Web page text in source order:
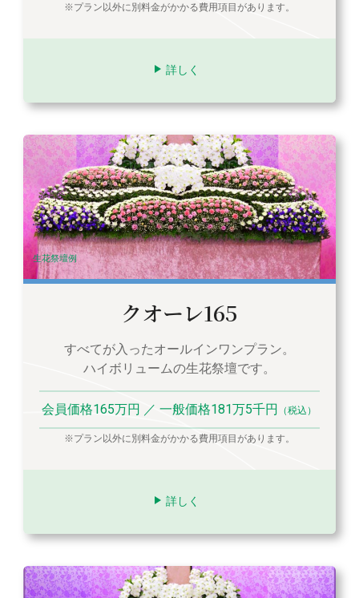
※プラン以外に別料金がかかる費用項目があります。
詳しく
生花祭壇例
クオーレ165
すべてが入ったオールインワンプラン。
ハイボリュームの生花祭壇です。
会員価格165万円 ／ 一般価格181万5千円 （税込）
※プラン以外に別料金がかかる費用項目があります。
詳しく